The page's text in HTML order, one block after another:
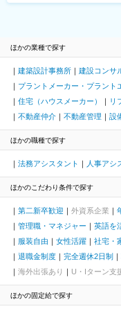
ほかの業種で探す
建築設計事務所
建設コンサ
プラントメーカー・プラント
住宅（ハウスメーカー）
リ
不動産仲介
不動産管理 設
ほかの職種で探す
法務アシスタント 人事アシ
ほかのこだわり条件で探す
第二新卒歓迎 外資系企業
管理職・マネジャー
英語を
服装自由
女性活躍 社宅・
退職金制度
完全週休2日制
海外出張あり
U・Iターン支
ほかの固定給で探す